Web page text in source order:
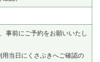
事前にご予約をお願いいたし
当日にくさぶきへご確認の